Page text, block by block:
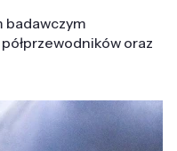
badawczym
oraz